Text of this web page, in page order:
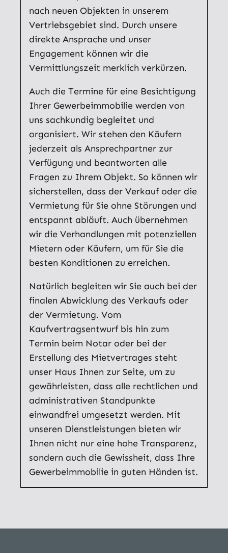
nach neuen Objekten in unserem
Vertriebsgebiet sind. Durch unsere
direkte Ansprache und unser
Engagement können wir die
Vermittlungszeit merklich verkürzen.
Auch die Termine für eine Besichtigung
Ihrer Gewerbeimmobilie werden von
uns sachkundig begleitet und
organisiert. Wir stehen den Käufern
jederzeit als Ansprechpartner zur
Verfügung und beantworten alle
Fragen zu Ihrem Objekt. So können wir
sicherstellen, dass der Verkauf oder die
Vermietung für Sie ohne Störungen und
entspannt abläuft. Auch übernehmen
wir die Verhandlungen mit potenziellen
Mietern oder Käufern, um für Sie die
besten Konditionen zu erreichen.
Natürlich begleiten wir Sie auch bei der
finalen Abwicklung des Verkaufs oder
der Vermietung. Vom
Kaufvertragsentwurf bis hin zum
Termin beim Notar oder bei der
Erstellung des Mietvertrages steht
unser Haus Ihnen zur Seite, um zu
gewährleisten, dass alle rechtlichen und
administrativen Standpunkte
einwandfrei umgesetzt werden. Mit
unseren Dienstleistungen bieten wir
Ihnen nicht nur eine hohe Transparenz,
sondern auch die Gewissheit, dass Ihre
Gewerbeimmobilie in guten Händen ist.